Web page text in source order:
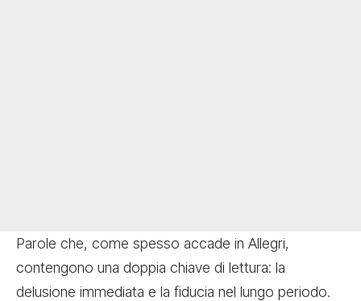
Parole che, come spesso accade in Allegri,
contengono una doppia chiave di lettura: la
delusione immediata e la fiducia nel lungo periodo.